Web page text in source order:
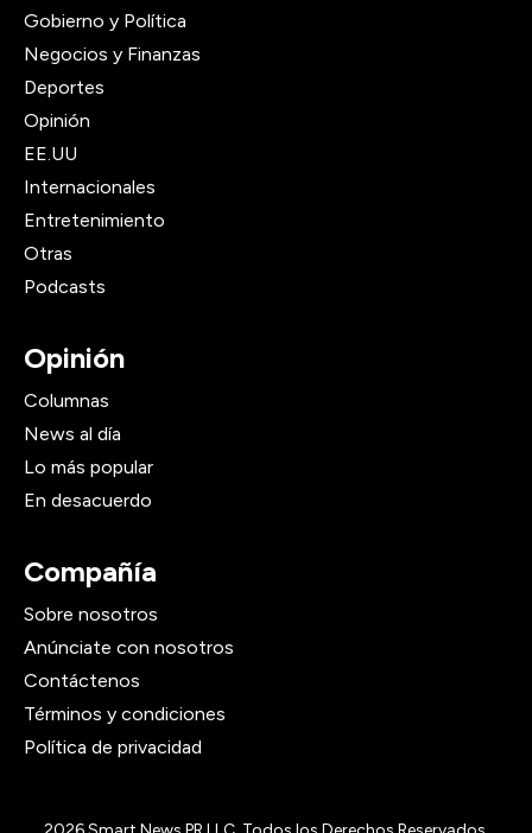
Gobierno y Política
Negocios y Finanzas
Deportes
Opinión
EE.UU
Internacionales
Entretenimiento
Otras
Podcasts
Opinión
Columnas
News al día
Lo más popular
En desacuerdo
Compañía
Sobre nosotros
Anúnciate con nosotros
Contáctenos
Términos y condiciones
Política de privacidad